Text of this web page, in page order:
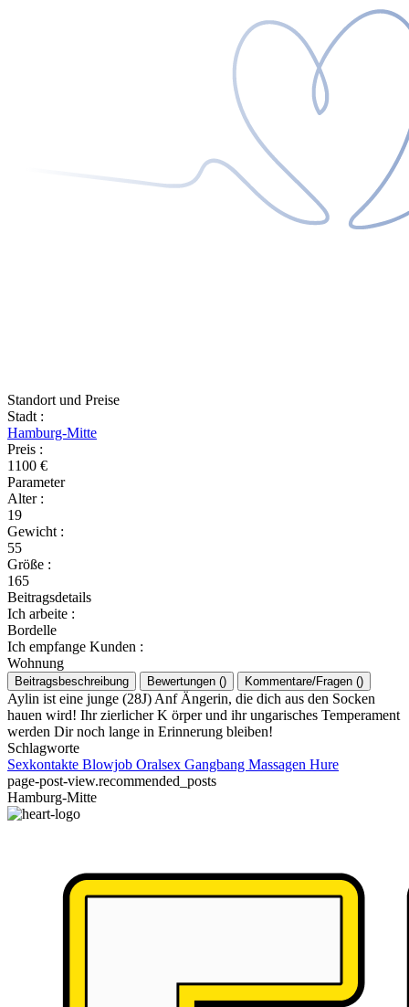
Standort und Preise
Stadt :
Hamburg-Mitte
Preis :
1100 €
Parameter
Alter :
19
Gewicht :
55
Größe :
165
Beitragsdetails
Ich arbeite :
Bordelle
Ich empfange Kunden :
Wohnung
Beitragsbeschreibung Bewertungen () Kommentare/Fragen ()
Aylin ist eine junge (28J) Anf Ängerin, die dich aus den Socken
hauen wird! Ihr zierlicher K örper und ihr ungarisches Temperament
werden Dir noch lange in Erinnerung bleiben!
Schlagworte
Sexkontakte Blowjob Oralsex Gangbang Massagen Hure
page-post-view.recommended_posts
Hamburg-Mitte